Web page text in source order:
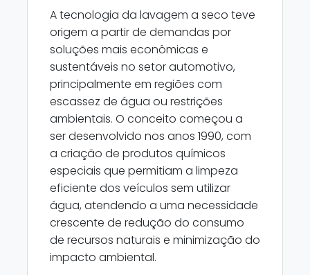
A tecnologia da lavagem a seco teve
origem a partir de demandas por
soluções mais econômicas e
sustentáveis no setor automotivo,
principalmente em regiões com
escassez de água ou restrições
ambientais. O conceito começou a
ser desenvolvido nos anos 1990, com
a criação de produtos químicos
especiais que permitiam a limpeza
eficiente dos veículos sem utilizar
água, atendendo a uma necessidade
crescente de redução do consumo
de recursos naturais e minimização do
impacto ambiental.